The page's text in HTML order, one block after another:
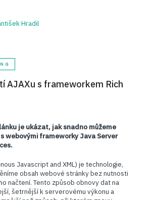
Hradil
AJAXu s frameworkem Rich
je ukázat, jak snadno můžeme
webovými frameworky Java Server
Javascript and XML) je technologie,
obsah webové stránky bez nutnosti
načtení. Tento způsob obnovy dat na
šetrnější k serverovému výkonu a